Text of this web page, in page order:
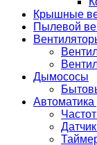
Крышные
Пылевой
Дымососы